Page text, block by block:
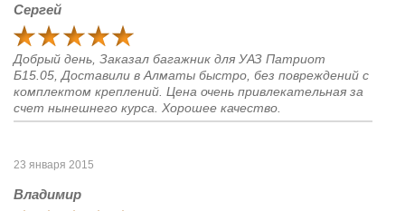
Сергей
Добрый день, Заказал багажник для УАЗ Патриот
Б15.05, Доставили в Алматы быстро, без повреждений с
комплектом креплений. Цена очень привлекательная за
счет нынешнего курса. Хорошее качество.
23 января 2015
Владимир